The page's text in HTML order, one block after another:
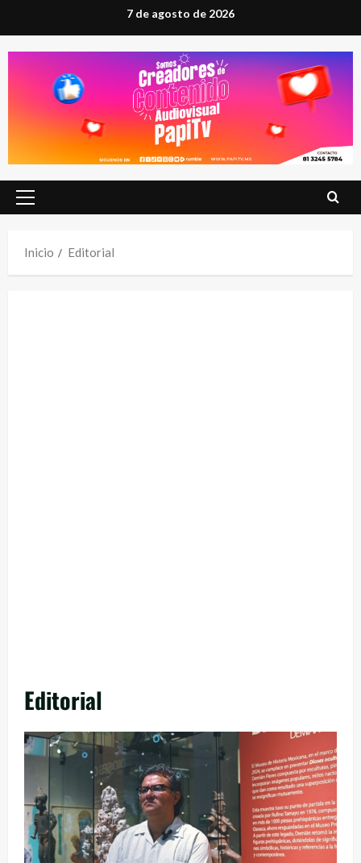
al
contenido
7 de agosto de 2026
Menú
Inicio
Editorial
Editorial